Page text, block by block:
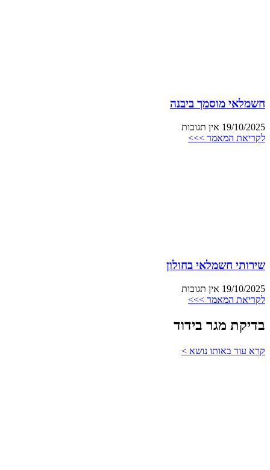
חשמלאי מוסמך ביבנה
19/10/2025 אין תגובות
לקריאת המאמר >>>
שירותי חשמלאי בחולון
19/10/2025 אין תגובות
לקריאת המאמר >>>
בדיקת מגר בידוד
קרא עוד באותו נושא >